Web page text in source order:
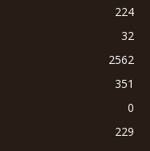
224
32
2562
351
0
229